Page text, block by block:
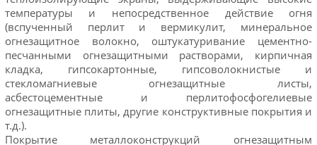
температуры и непосредственное действие огня
(вспученный перлит и вермикулит, минеральное
огнезащитное волокно, оштукатуривание цементно-
песчанными огнезащитными растворами, кирпичная
кладка, гипсокартонные, гипсоволокнистые и
стекломагниевые огнезащитные листы,
асбестоцементные и перлитофосфогелиевые
огнезащитные плиты, другие конструктивные покрытия и
т.д.).
Покрытие металлоконструкций огнезащитным